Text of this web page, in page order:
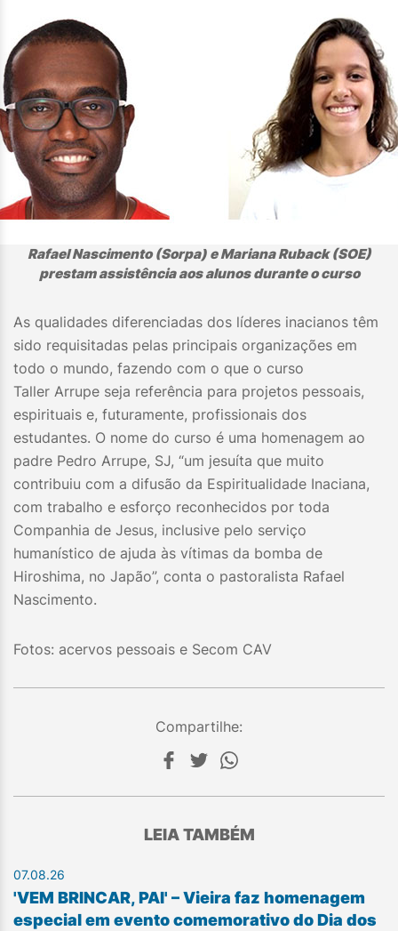
Rafael Nascimento (Sorpa) e Mariana Ruback (SOE)
prestam assistência aos alunos durante o curso
As qualidades diferenciadas dos líderes inacianos têm
sido requisitadas pelas principais organizações em
todo o mundo, fazendo com o que o curso
Taller Arrupe seja referência para projetos pessoais,
espirituais e, futuramente, profissionais dos
estudantes. O nome do curso é uma homenagem ao
padre Pedro Arrupe, SJ, “um jesuíta que muito
contribuiu com a difusão da Espiritualidade Inaciana,
com trabalho e esforço reconhecidos por toda
Companhia de Jesus, inclusive pelo serviço
humanístico de ajuda às vítimas da bomba de
Hiroshima, no Japão”, conta o pastoralista Rafael
Nascimento.
Fotos: acervos pessoais e Secom CAV
Compartilhe:
LEIA TAMBÉM
07.08.26
'VEM BRINCAR, PAI' – Vieira faz homenagem
especial em evento comemorativo do Dia dos